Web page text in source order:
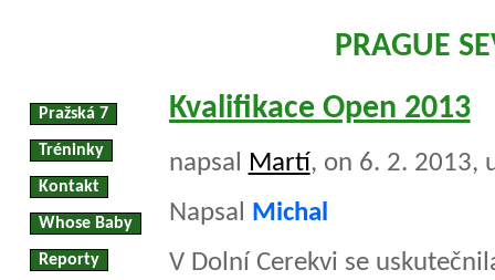
PRAGUE
Pražská 7
Tréninky
Kontakt
Whose Baby
Reporty
Kvalifikace Open 2013
napsal Martí, on 6. 2. 2013,
Napsal
Michal
V Dolní Cerekvi se